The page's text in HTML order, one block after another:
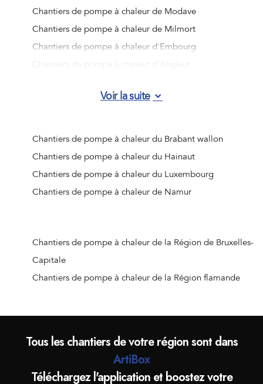
Chantiers de pompe à chaleur de Modave
Chantiers de pompe à chaleur de Milmort
Chantiers de pompe à chaleur d'Embourg
Chantiers de pompe à chaleur d'Ougrée
Chantiers de pompe à chaleur de Nandrin
Chantiers de pompe à chaleur de Liège (Jupille-sur-
Meuse)
Chantiers de pompe à chaleur de Beaufays
Chantiers de pompe à chaleur de Jalhay
Chantiers de pompe à chaleur de Crisnée
Chantiers de pompe à chaleur de Remicourt
Chantiers de pompe à chaleur d'Oreye
Chantiers de pompe à chaleur d'Aywaille
Chantiers de pompe à chaleur d'Hannut
Voir la suite
Chantiers de pompe à chaleur du Brabant wallon
Chantiers de pompe à chaleur du Hainaut
Chantiers de pompe à chaleur du Luxembourg
Chantiers de pompe à chaleur de Namur
Chantiers de pompe à chaleur de la Région de Bruxelles-
Capitale
Chantiers de pompe à chaleur de la Région flamande
Tous les chantiers de votre région sont dans
ArtiBox
Téléchargez l'application et boostez votre